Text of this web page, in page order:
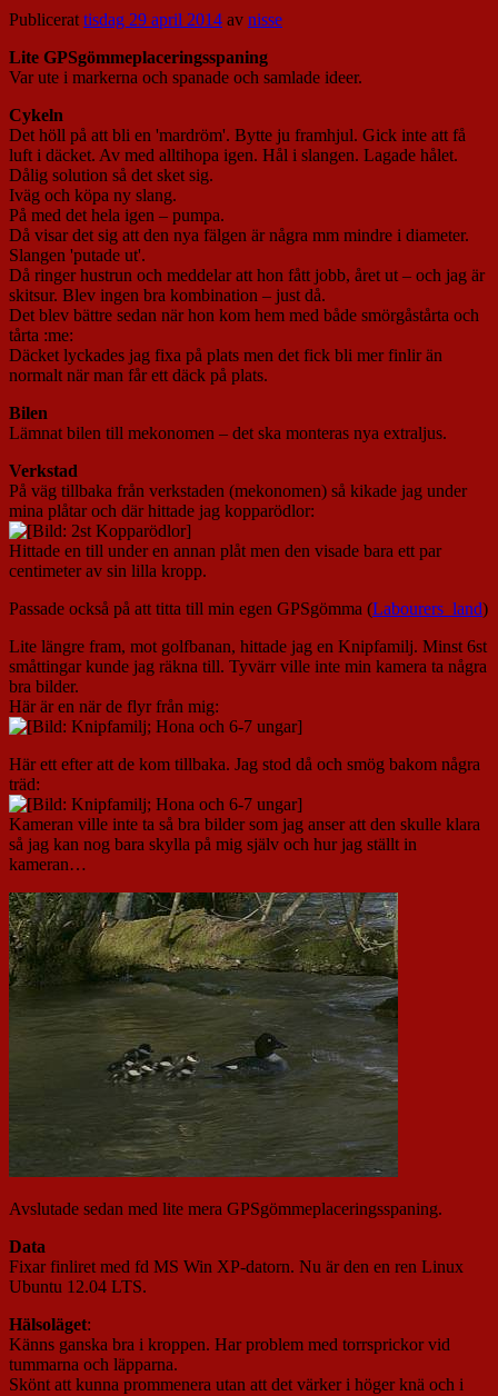
Publicerattisdag 29 april 2014 av nisse
Lite GPSgömmeplaceringsspaning
Var ute i markerna och spanade och samlade ideer.
Cykeln
Det höll på att bli en 'mardröm'. Bytte ju framhjul. Gick inte att få
luft i däcket. Av med alltihopa igen. Hål i slangen. Lagade hålet.
Dålig solution så det sket sig.
Iväg och köpa ny slang.
På med det hela igen – pumpa.
Då visar det sig att den nya fälgen är några mm mindre i diameter.
Slangen 'putade ut'.
Då ringer hustrun och meddelar att hon fått jobb, året ut – och jag är
skitsur. Blev ingen bra kombination – just då.
Det blev bättre sedan när hon kom hem med både smörgåstårta och
tårta :me:
Däcket lyckades jag fixa på plats men det fick bli mer finlir än
normalt när man får ett däck på plats.
Bilen
Lämnat bilen till mekonomen – det ska monteras nya extraljus.
Verkstad
På väg tillbaka från verkstaden (mekonomen) så kikade jag under
mina plåtar och där hittade jag kopparödlor:
Hittade en till under en annan plåt men den visade bara ett par
centimeter av sin lilla kropp.
Passade också på att titta till min egen GPSgömma (Labourers_land)
Lite längre fram, mot golfbanan, hittade jag en Knipfamilj. Minst 6st
småttingar kunde jag räkna till. Tyvärr ville inte min kamera ta några
bra bilder.
Här är en när de flyr från mig:
Här ett efter att de kom tillbaka. Jag stod då och smög bakom några
träd:
Kameran ville inte ta så bra bilder som jag anser att den skulle klara
så jag kan nog bara skylla på mig själv och hur jag ställt in
kameran…
Avslutade sedan med lite mera GPSgömmeplaceringsspaning.
Data
Fixar finliret med fd MS Win XP-datorn. Nu är den en ren Linux
Ubuntu 12.04 LTS.
Hälsoläget:
Känns ganska bra i kroppen. Har problem med torrsprickor vid
tummarna och läpparna.
Skönt att kunna prommenera utan att det värker i höger knä och i